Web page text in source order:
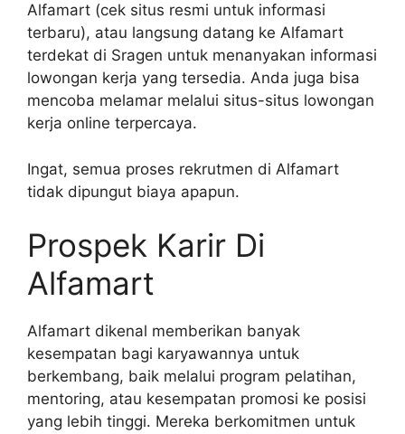
Alfamart (cek situs resmi untuk informasi
terbaru), atau langsung datang ke Alfamart
terdekat di Sragen untuk menanyakan informasi
lowongan kerja yang tersedia. Anda juga bisa
mencoba melamar melalui situs-situs lowongan
kerja online terpercaya.
Ingat, semua proses rekrutmen di Alfamart
tidak dipungut biaya apapun.
Prospek Karir Di
Alfamart
Alfamart dikenal memberikan banyak
kesempatan bagi karyawannya untuk
berkembang, baik melalui program pelatihan,
mentoring, atau kesempatan promosi ke posisi
yang lebih tinggi. Mereka berkomitmen untuk